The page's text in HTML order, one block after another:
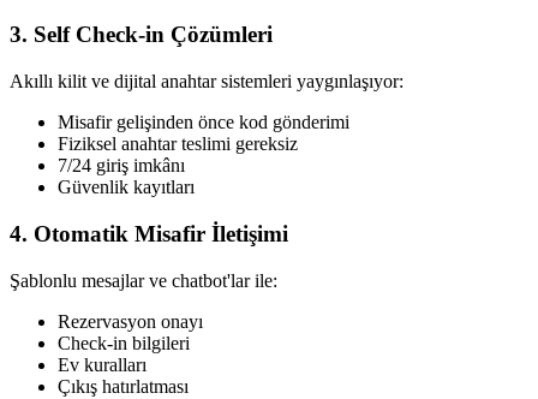
3. Self Check-in Çözümleri
Akıllı kilit ve dijital anahtar sistemleri yaygınlaşıyor:
Misafir gelişinden önce kod gönderimi
Fiziksel anahtar teslimi gereksiz
7/24 giriş imkânı
Güvenlik kayıtları
4. Otomatik Misafir İletişimi
Şablonlu mesajlar ve chatbot'lar ile:
Rezervasyon onayı
Check-in bilgileri
Ev kuralları
Çıkış hatırlatması